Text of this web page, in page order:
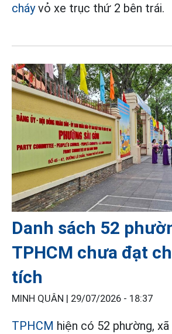
cháyvỏ xe trục thứ 2 bên trái.
Danh sách 52
TPHCM chưa đạt
tích
MINH QUÂN | 29/07/2026 - 18:37
TPHCM hiện có 52 phường,